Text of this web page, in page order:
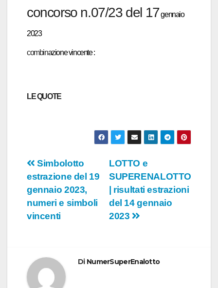
concorso n.07/23 del 17gennaio
2023
combinazione vincente :
LE QUOTE
Navigazione
articoli
LOTTO e
SUPERENALOTTO
| risultati estrazioni
del 14 gennaio
2023
Simbolotto
estrazione del 19
gennaio 2023,
numeri e simboli
vincenti
Di NumerSuperEnalotto